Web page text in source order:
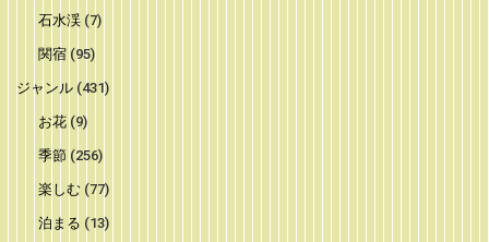
石水渓(7)
関宿(95)
ジャンル (431)
お花(9)
季節 (256)
楽しむ (77)
泊まる (13)